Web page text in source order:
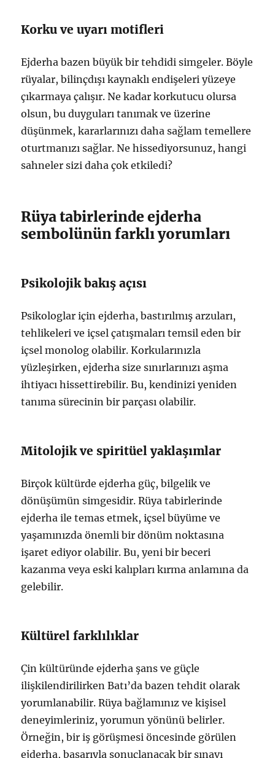
Korku ve uyarı motifleri
Ejderha bazen büyük bir tehdidi simgeler. Böyle
rüyalar, bilinçdışı kaynaklı endişeleri yüzeye
çıkarmaya çalışır. Ne kadar korkutucu olursa
olsun, bu duyguları tanımak ve üzerine
düşünmek, kararlarınızı daha sağlam temellere
oturtmanızı sağlar. Ne hissediyorsunuz, hangi
sahneler sizi daha çok etkiledi?
Rüya tabirlerinde ejderha
sembolünün farklı yorumları
Psikolojik bakış açısı
Psikologlar için ejderha, bastırılmış arzuları,
tehlikeleri ve içsel çatışmaları temsil eden bir
içsel monolog olabilir. Korkularınızla
yüzleşirken, ejderha size sınırlarınızı aşma
ihtiyacı hissettirebilir. Bu, kendinizi yeniden
tanıma sürecinin bir parçası olabilir.
Mitolojik ve spiritüel yaklaşımlar
Birçok kültürde ejderha güç, bilgelik ve
dönüşümün simgesidir. Rüya tabirlerinde
ejderha ile temas etmek, içsel büyüme ve
yaşamınızda önemli bir dönüm noktasına
işaret ediyor olabilir. Bu, yeni bir beceri
kazanma veya eski kalıpları kırma anlamına da
gelebilir.
Kültürel farklılıklar
Çin kültüründe ejderha şans ve güçle
ilişkilendirilirken Batı’da bazen tehdit olarak
yorumlanabilir. Rüya bağlamınız ve kişisel
deneyimleriniz, yorumun yönünü belirler.
Örneğin, bir iş görüşmesi öncesinde görülen
ejderha, başarıyla sonuçlanacak bir sınavı